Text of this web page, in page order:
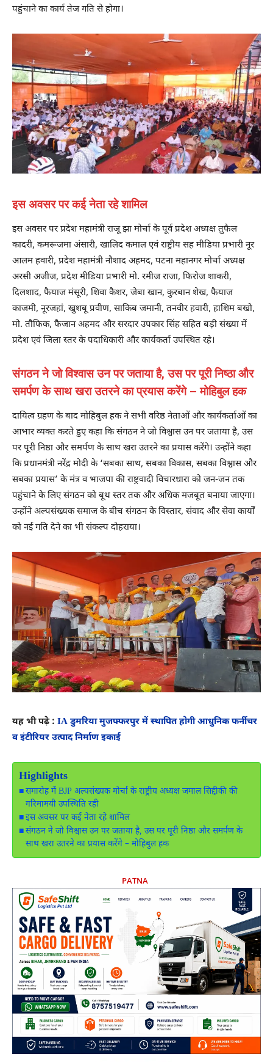
पहुंचाने का कार्य तेज गति से होगा।
इस अवसर पर कई नेता रहे शामिल
इस अवसर पर प्रदेश महामंत्री राजू झा मोर्चा के पूर्व प्रदेश अध्यक्ष तुफैल
कादरी, कमरूजमा अंसारी, खालिद कमाल एवं राष्ट्रीय सह मीडिया प्रभारी नूर
आलम हवारी, प्रदेश महामंत्री नौशाद अहमद, पटना महानगर मोर्चा अध्यक्ष
अरसी अजीज, प्रदेश मीडिया प्रभारी मो. रमीज राजा, फिरोज शाकरी,
दिलशाद, फैयाज मंसूरी, शिवा कैशर, जेबा खान, कुरबान शेख, फैयाज
काजमी, नूरजहां, खुशबू प्रवीण, साकिब जमानी, तनवीर हवारी, हाशिम बखो,
मो. तौफिक, फैजान अहमद और सरदार उपकार सिंह सहित बड़ी संख्या में
प्रदेश एवं जिला स्तर के पदाधिकारी और कार्यकर्ता उपस्थित रहे।
संगठन ने जो विश्वास उन पर जताया है, उस पर पूरी निष्ठा और
समर्पण के साथ खरा उतरने का प्रयास करेंगे – मोहिबुल हक
दायित्व ग्रहण के बाद मोहिबुल हक ने सभी वरिष्ठ नेताओं और कार्यकर्ताओं का
आभार व्यक्त करते हुए कहा कि संगठन ने जो विश्वास उन पर जताया है, उस
पर पूरी निष्ठा और समर्पण के साथ खरा उतरने का प्रयास करेंगे। उन्होंने कहा
कि प्रधानमंत्री नरेंद्र मोदी के ‘सबका साथ, सबका विकास, सबका विश्वास और
सबका प्रयास’ के मंत्र व भाजपा की राष्ट्रवादी विचारधारा को जन-जन तक
पहुंचाने के लिए संगठन को बूथ स्तर तक और अधिक मजबूत बनाया जाएगा।
उन्होंने अल्पसंख्यक समाज के बीच संगठन के विस्तार, संवाद और सेवा कार्यों
को नई गति देने का भी संकल्प दोहराया।
यह भी पढ़े : IA डुमरिया मुजफ्फरपुर में स्थापित होगी आधुनिक फर्नीचर
व इंटीरियर उत्पाद निर्माण इकाई
Highlights
समारोह में BJP अल्पसंख्यक मोर्चा के राष्ट्रीय अध्यक्ष जमाल सिद्दीकी की
गरिमामयी उपस्थिति रही
इस अवसर पर कई नेता रहे शामिल
संगठन ने जो विश्वास उन पर जताया है, उस पर पूरी निष्ठा और समर्पण के
साथ खरा उतरने का प्रयास करेंगे – मोहिबुल हक
PATNA